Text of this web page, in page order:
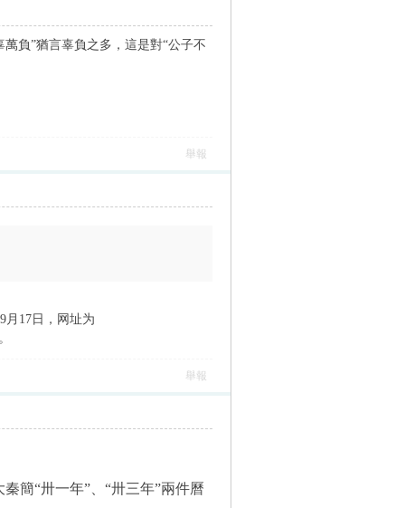
萬負”猶言辜負之多，這是對“公子不
舉報
月17日，网址为
舉報
簡“卅一年”、“卅三年”兩件曆